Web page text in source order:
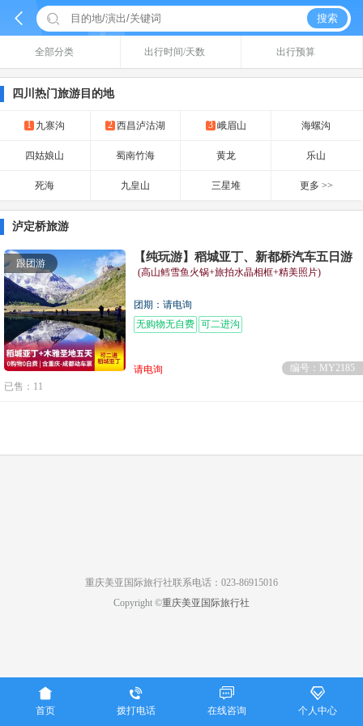
  搜索
全部分类 出行时间/天数 出行预算
四川热门旅游目的地
1 九寨沟 2 西昌泸沽湖 3 峨眉山 海螺沟
四姑娘山 蜀南竹海 黄龙 乐山
死海 九皇山 三星堆 更多 >>
泸定桥旅游
跟团游 【纯玩游】稻城亚丁、新都桥汽车五日游
(高山鳕雪鱼火锅+旅拍水晶相框+精美照片)
团期：请电询
无购物无自费 可二进沟
请电询
编号：MY2185
已售：11
重庆美亚国际旅行社联系电话：023-86915016
Copyright ©重庆美亚国际旅行社

首页

拨打电话

在线咨询

个人中心